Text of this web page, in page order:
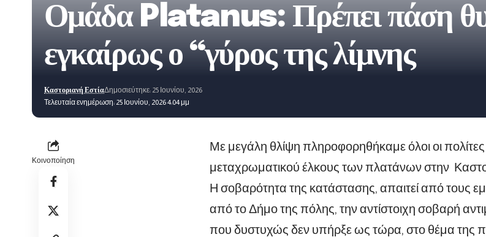
Ομάδα Platanus: Πρέπει πάση
εγκαίρως ο “γύρος της λίμνης
Τελευταία ενημέρωση: 25 Ιουνίου, 2026 4:04 μμ
Καστοριανή ΕστίαΔημοσιεύτηκε: 25 Ιουνίου, 2026
Κοινοποίηση
Με μεγάλη θλίψη πληροφορηθήκαμε όλοι οι
μεταχρωματικού έλκους των πλατάνων στην
Η σοβαρότητα της κατάστασης, απαιτεί από τους
από το Δήμο της πόλης, την αντίστοιχη σοβαρή
που δυστυχώς δεν υπήρξε ως τώρα, στο θέμα της